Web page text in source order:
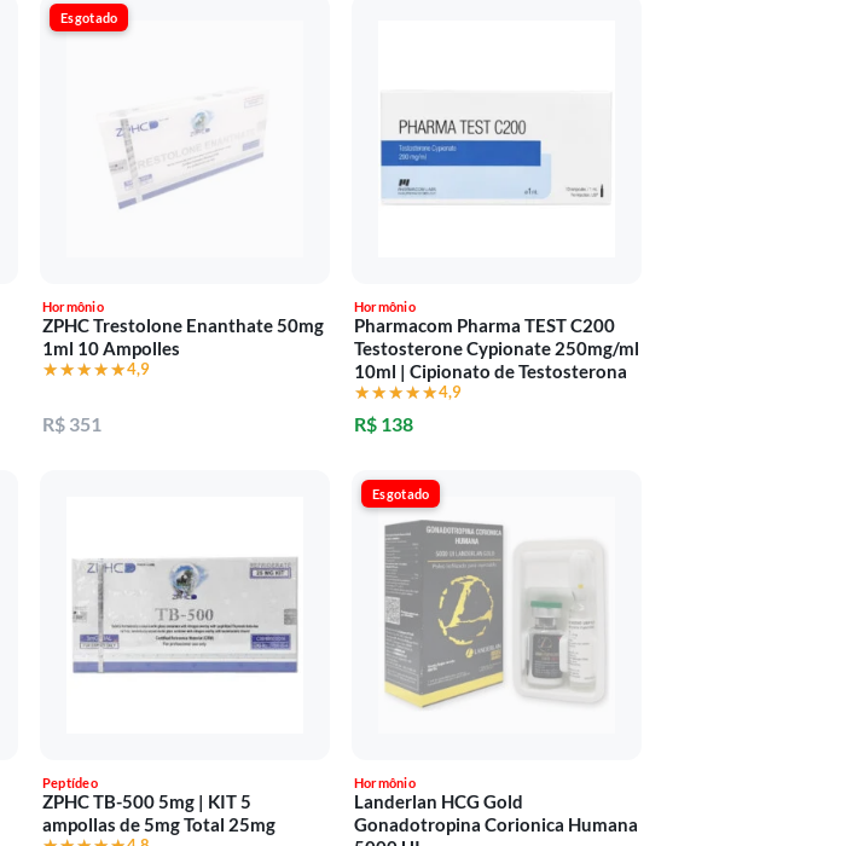
Esgotado
Hormônio
ZPHC Trestolone Enanthate 50mg
1ml 10 Ampolles
★★★★★
★★★★★4,9
R$ 351
Hormônio
Pharmacom Pharma TEST C200
Testosterone Cypionate 250mg/ml
10ml | Cipionato de Testosterona
★★★★★
★★★★★4,9
R$ 138
Peptídeo
ZPHC TB-500 5mg | KIT 5
ampollas de 5mg Total 25mg
Esgotado
Hormônio
Landerlan HCG Gold
Gonadotropina Corionica Humana